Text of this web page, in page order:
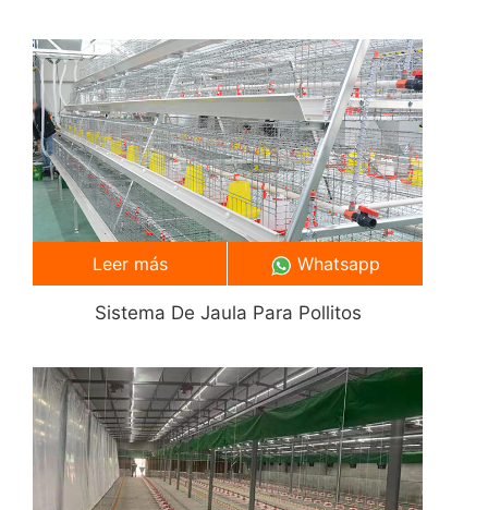
Sistema De Jaula Para Pollitos
Leer más Whatsapp